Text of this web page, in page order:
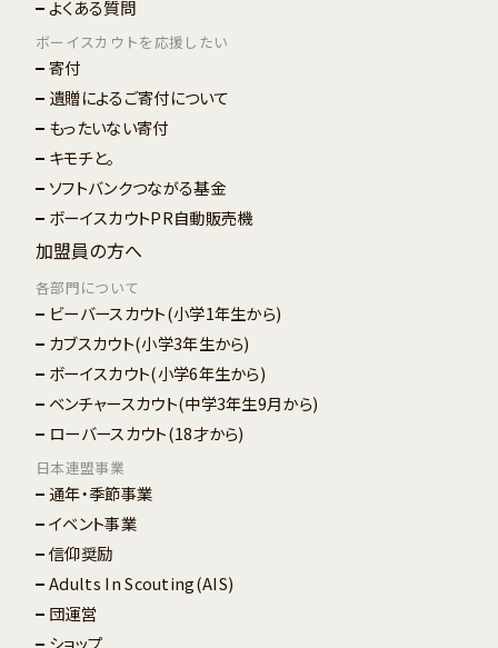
よくある質問
ボーイスカウトを応援したい
寄付
遺贈によるご寄付について
もったいない寄付
キモチと。
ソフトバンクつながる基金
ボーイスカウトPR自動販売機
加盟員の方へ
各部門について
ビーバースカウト(小学1年生から)
カブスカウト(小学3年生から)
ボーイスカウト(小学6年生から)
ベンチャースカウト(中学3年生9月から)
ローバースカウト(18才から)
日本連盟事業
通年・季節事業
イベント事業
信仰奨励
Adults In Scouting(AIS)
団運営
ショップ